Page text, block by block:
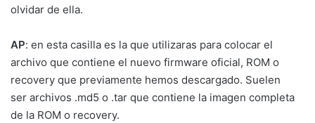
olvidar de ella.
AP: en esta casilla es la que utilizaras para colocar el
archivo que contiene el nuevo firmware oficial, ROM o
recovery que previamente hemos descargado. Suelen
ser archivos .md5 o .tar que contiene la imagen completa
de la ROM o recovery.